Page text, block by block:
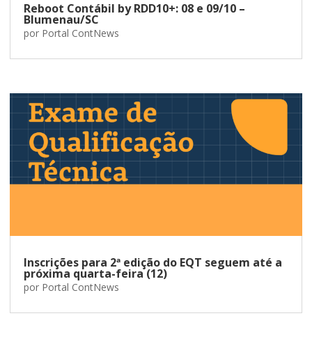
Reboot Contábil by RDD10+: 08 e 09/10 –
Blumenau/SC
por Portal ContNews
Inscrições para 2ª edição do EQT seguem até a
próxima quarta-feira (12)
por Portal ContNews